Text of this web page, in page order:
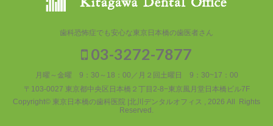
歯科恐怖症でも安心な東京日本橋の歯医者さん
03-3272-7877
月曜～金曜 9：30～18：00／月２回土曜日 9：30~17：00
〒103-0027 東京都中央区日本橋２丁目2-8−東京風月堂日本橋ビル7F
Copyright© 東京日本橋の歯科医院 |北川デンタルオフィス , 2026 All Rights
Reserved.